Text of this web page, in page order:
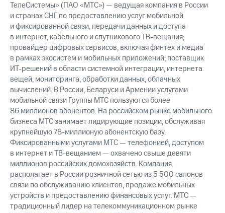
Описание
Еврооблигации-2023
Уведомление
о
погашении
именных
облигаций
Другое
Регистратор
Реквизиты
Контакты
развитие
деловая этика
На главную
ТелеСистемы» (ПАО «МТС») — ведущая компания в России
и странах СНГ по предоставлению услуг мобильной
и фиксированной связи, передачи данных и доступа
в интернет, кабельного и спутникового ТВ-вещания;
провайдер цифровых сервисов, включая финтех и медиа
в рамках экосистем и мобильных приложений; поставщик
ИТ-решений в области системной интеграции, интернета
вещей, мониторинга, обработки данных, облачных
вычислений. В России, Беларуси и Армении услугами
мобильной связи Группы МТС пользуются более
86 миллионов абонентов. На российском рынке мобильного
бизнеса МТС занимает лидирующие позиции, обслуживая
крупнейшую 78-миллионую абонентскую базу.
Фиксированными услугами МТС — телефонией, доступом
в интернет и ТВ-вещанием — охвачено свыше девяти
миллионов российских домохозяйств. Компания
располагает в России розничной сетью из 5 500 салонов
связи по обслуживанию клиентов, продаже мобильных
устройств и предоставлению финансовых услуг. МТС —
традиционный лидер на телекоммуникационном рынке